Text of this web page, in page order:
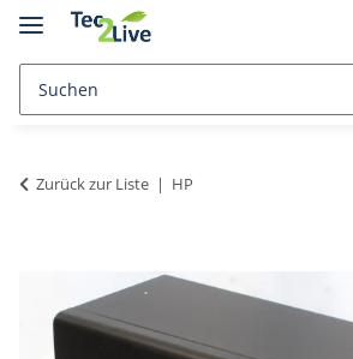
Zurück zur Liste HP